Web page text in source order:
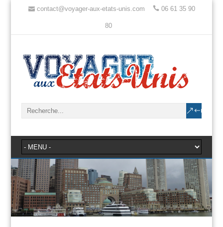
contact@voyager-aux-etats-unis.com 06 61 35 90
80